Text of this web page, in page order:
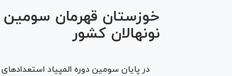
خوزستان قهرمان سومین
نونهالان کشور
در پایان سومین دوره المپیاد